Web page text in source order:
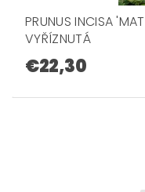
PRUNUS INCISA
VYŘÍZNUTÁ
€22,30